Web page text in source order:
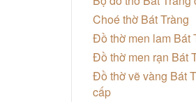
Choé thờ Bát Tràng
Đồ thờ men lam Bát
Đồ thờ men rạn Bát
Đồ thờ vẽ vàng Bát
cấp